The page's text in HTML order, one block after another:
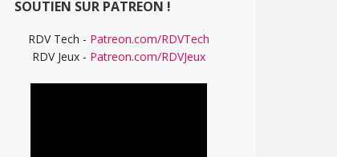
SOUTIEN SUR PATREON !
RDV Tech - Patreon.com/RDVTech
RDV Jeux - Patreon.com/RDVJeux